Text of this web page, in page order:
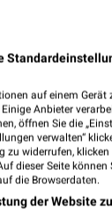
ANZEIGEN
auf einem Gerät
Anbieter
öffnen Sie die
verwalten“
widerrufen,
dieser Seite
die Browserdaten.
der Website